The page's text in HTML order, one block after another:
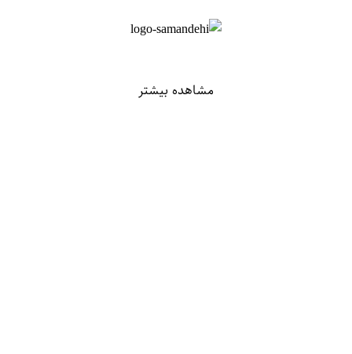
مشاهده بیشتر